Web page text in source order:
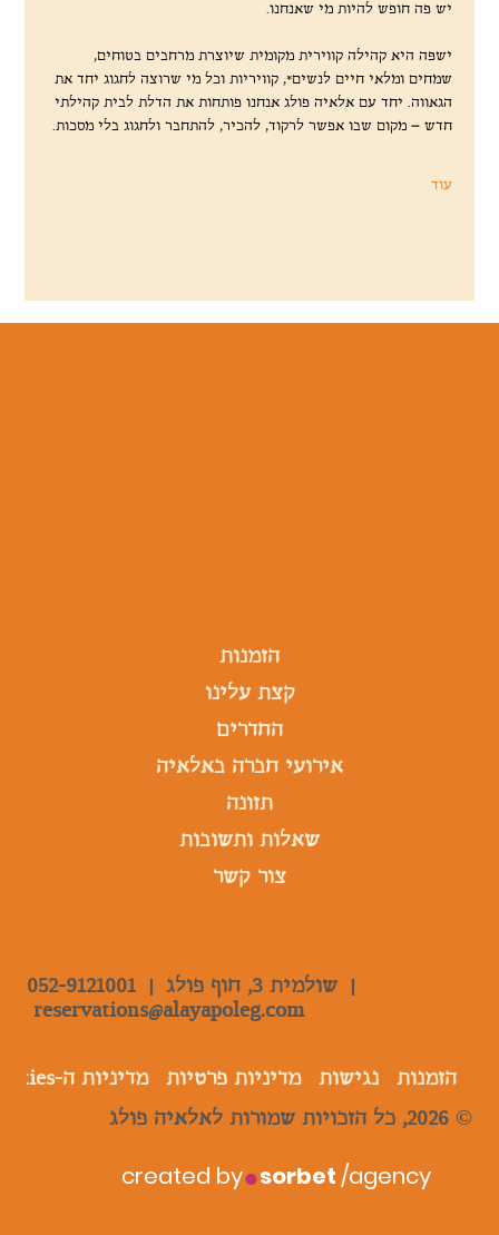
יש פה חופש להיות מי שאנחנו.
ישפּה היא קהילה קווירית מקומית שיוצרת מרחבים בטוחים,
שמחים ומלאי חיים לנשים*, קוויריות וכל מי שרוצה לחגוג יחד את
הגאווה. יחד עם אלאיה פולג אנחנו פותחות את הדלת לבית קהילתי
חדש – מקום שבו אפשר לרקוד, להכיר, להתחבר ולחגוג בלי מסכות.
עוד
הזמנות נגישות מדיניות פרטיות
מדיניות ה-Cookies
© 2026, כל הזכויות שמורות לאלאיה פולג
created by.sorbet/agency
הזמנות
קצת עלינו
החדרים
אירועי חברה באלאיה
תזונה
שאלות ותשובות
צור קשר
שולמית 3, חוף פולג | 052-9121001
|
reservations@alayapoleg.com